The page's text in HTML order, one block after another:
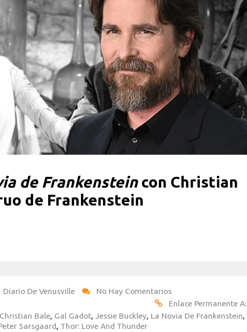
de Frankensteincon Christian
de Frankenstein
Diario De Venusville
No Hay Comentarios
Enlace Permanente A:
Christian Bale, Gal Gadot, Jessie Buckley, La Novia De Frankenstein,
Sarsgaard, Thor: Love And Thunder